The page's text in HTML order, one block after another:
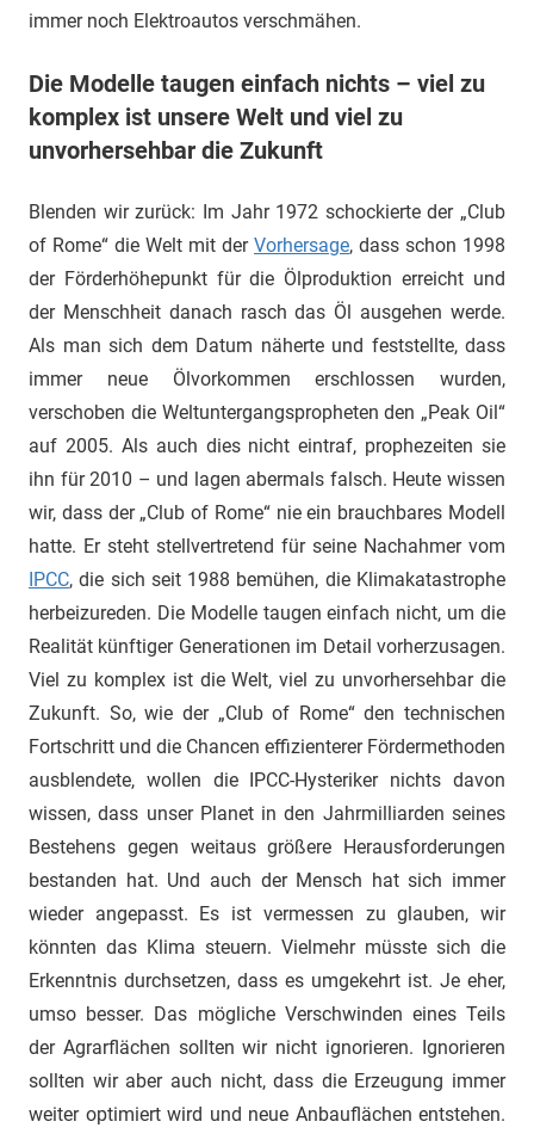
immer noch Elektroautos verschmähen.
Die Modelle taugen einfach nichts – viel zu
komplex ist unsere Welt und viel zu
unvorhersehbar die Zukunft
Blenden wir zurück: Im Jahr 1972 schockierte der „Club
of Rome“ die Welt mit der Vorhersage, dass schon 1998
der Förderhöhepunkt für die Ölproduktion erreicht und
der Menschheit danach rasch das Öl ausgehen werde.
Als man sich dem Datum näherte und feststellte, dass
immer neue Ölvorkommen erschlossen wurden,
verschoben die Weltuntergangspropheten den „Peak Oil“
auf 2005. Als auch dies nicht eintraf, prophezeiten sie
ihn für 2010 – und lagen abermals falsch. Heute wissen
wir, dass der „Club of Rome“ nie ein brauchbares Modell
hatte. Er steht stellvertretend für seine Nachahmer vom
IPCC, die sich seit 1988 bemühen, die Klimakatastrophe
herbeizureden. Die Modelle taugen einfach nicht, um die
Realität künftiger Generationen im Detail vorherzusagen.
Viel zu komplex ist die Welt, viel zu unvorhersehbar die
Zukunft. So, wie der „Club of Rome“ den technischen
Fortschritt und die Chancen effizienterer Fördermethoden
ausblendete, wollen die IPCC-Hysteriker nichts davon
wissen, dass unser Planet in den Jahrmilliarden seines
Bestehens gegen weitaus größere Herausforderungen
bestanden hat. Und auch der Mensch hat sich immer
wieder angepasst. Es ist vermessen zu glauben, wir
könnten das Klima steuern. Vielmehr müsste sich die
Erkenntnis durchsetzen, dass es umgekehrt ist. Je eher,
umso besser. Das mögliche Verschwinden eines Teils
der Agrarflächen sollten wir nicht ignorieren. Ignorieren
sollten wir aber auch nicht, dass die Erzeugung immer
weiter optimiert wird und neue Anbauflächen entstehen.